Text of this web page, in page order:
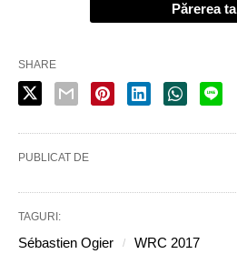
Părerea ta
SHARE
PUBLICAT DE
TAGURI:
Sébastien Ogier WRC 2017